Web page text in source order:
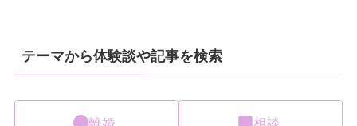
テーマから体験談や記事を検索
離婚 相談